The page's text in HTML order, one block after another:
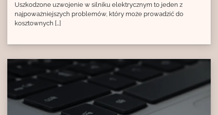
Uszkodzone uzwojenie w silniku elektrycznym to jeden z
najpoważniejszych problemów, który może prowadzić do
kosztownych […]